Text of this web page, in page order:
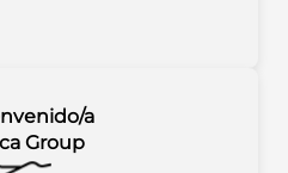
a
Group